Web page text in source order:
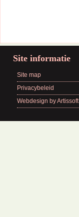
Site informatie
Site map
Privacybeleid
Webdesign by Artissoft